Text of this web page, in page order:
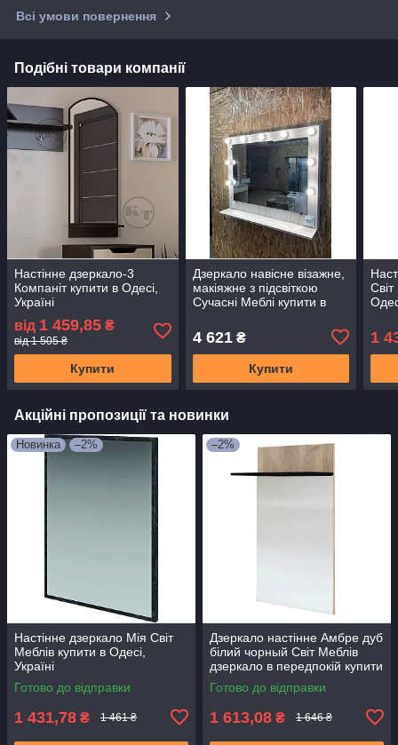
Всі умови повернення
Подібні товари компанії
Настінне дзеркало-3
Компаніт купити в Одесі,
Україні
від 1 459,85 ₴
від 1 505 ₴
Купити
Дзеркало навісне візажне,
макіяжне з підсвіткою
Сучасні Меблі купити в
4 621₴
Купити
1
Акційні пропозиції та новинки
Новинка –2%
Настінне дзеркало Мія Світ
Меблів купити в Одесі,
Україні
Готово до відправки
1 431,78 ₴ 1 461 ₴
–2%
Дзеркало настінне Амбре дуб
білий чорный Світ Меблів
дзеркало в передпокій купити
в Одесі, Україні
Готово до відправки
1 613,08 ₴ 1 646 ₴